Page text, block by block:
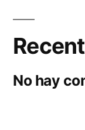
No hay